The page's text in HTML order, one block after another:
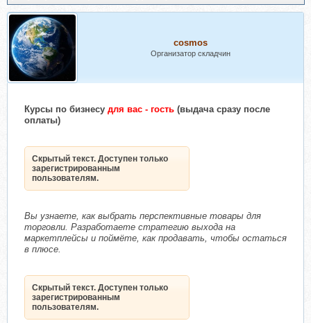
cosmos
Организатор складчин
Курсы по бизнесу для вас - гость (выдача сразу после
оплаты)
Скрытый текст. Доступен только
зарегистрированным
пользователям.
Вы узнаете, как выбрать перспективные товары для
торговли. Разработаете стратегию выхода на
маркетплейсы и поймёте, как продавать, чтобы остаться
в плюсе.
Скрытый текст. Доступен только
зарегистрированным
пользователям.